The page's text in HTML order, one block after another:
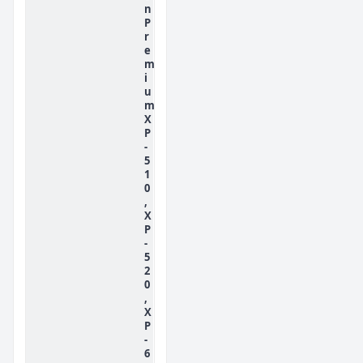
n
P
r
e
m
i
u
m
X
P
-
5
1
0
,
X
P
-
5
2
0
,
X
P
-
6